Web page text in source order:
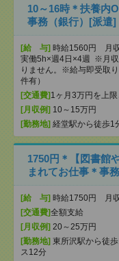
10～16時＊扶養内
事務（銀行）[派遣]
[給 与] 時給1560円 月
実働5h×週4日×4週 ※月収
りません。※給与即受取
件有）
[交通費] 1ヶ月3万円を上
[月収例] 10～15万円
[勤務地] 経堂駅から徒歩1
1750円＊【図書館
まれてお仕事＊事
[給 与] 時給1750円 月
[交通費]全額支給
[月収例] 20～25万円
[勤務地] 東所沢駅から徒
ス12分